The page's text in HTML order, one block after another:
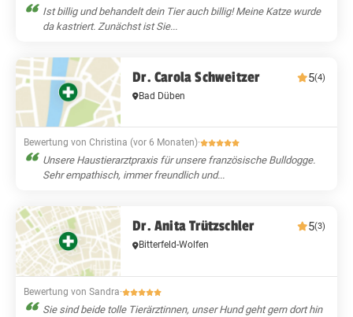
Ist billig und behandelt dein Tier auch billig! Meine Katze wurde
da kastriert. Zunächst ist Sie...
Dr. Carola Schweitzer 5(4)
Bad Düben
Bewertung von Christina (vor 6 Monaten)·
Unsere Haustierarztpraxis für unsere französische Bulldogge.
Sehr empathisch, immer freundlich und...
Dr. Anita Trützschler 5(3)
Bitterfeld-Wolfen
Bewertung von Sandra·
Sie sind beide tolle Tierärztinnen, unser Hund geht gern dort hin